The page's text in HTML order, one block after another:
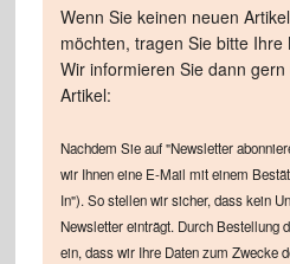
Wenn Sie keinen neuen
möchten, tragen Sie bitte
Wir informieren Sie dann
Artikel:
Nachdem Sie auf "Newsletter
wir Ihnen eine E-Mail mit einem
In"). So stellen wir sicher, dass kein
Newsletter einträgt. Durch Bestellung
ein, dass wir Ihre Daten zum Zwecke